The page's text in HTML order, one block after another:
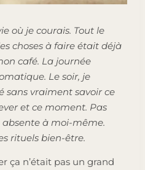
où je courais. Tout le
choses à faire était déjà
café. La journée
Le soir, je
sans vraiment savoir ce
et ce moment. Pas
à moi-même.
rituels bien-être.
ça n’était pas un grand